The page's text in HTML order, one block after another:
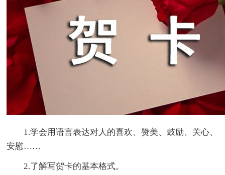
1.学会用语言表达对人的喜欢、赞美、鼓励、关心、
安慰……
2.了解写贺卡的基本格式。